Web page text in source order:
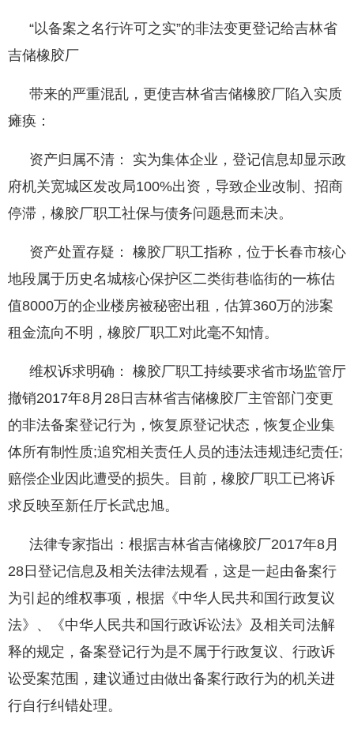
“以备案之名行许可之实”的非法变更登记给吉林省
吉储橡胶厂
带来的严重混乱，更使吉林省吉储橡胶厂陷入实质
瘫痪：
资产归属不清： 实为集体企业，登记信息却显示政
府机关宽城区发改局100%出资，导致企业改制、招商
停滞，橡胶厂职工社保与债务问题悬而未决。
资产处置存疑： 橡胶厂职工指称，位于长春市核心
地段属于历史名城核心保护区二类街巷临街的一栋估
值8000万的企业楼房被秘密出租，估算360万的涉案
租金流向不明，橡胶厂职工对此毫不知情。
维权诉求明确： 橡胶厂职工持续要求省市场监管厅
撤销2017年8月28日吉林省吉储橡胶厂主管部门变更
的非法备案登记行为，恢复原登记状态，恢复企业集
体所有制性质;追究相关责任人员的违法违规违纪责任;
赔偿企业因此遭受的损失。目前，橡胶厂职工已将诉
求反映至新任厅长武忠旭。
法律专家指出：根据吉林省吉储橡胶厂2017年8月
28日登记信息及相关法律法规看，这是一起由备案行
为引起的维权事项，根据《中华人民共和国行政复议
法》、《中华人民共和国行政诉讼法》及相关司法解
释的规定，备案登记行为是不属于行政复议、行政诉
讼受案范围，建议通过由做出备案行政行为的机关进
行自行纠错处理。